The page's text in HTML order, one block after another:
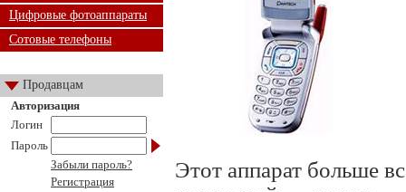
Цифровые фотоаппараты
Сотовые телефоны
Продавцам
Авторизация
Логин
Пароль
Забыли пароль?
Регистрация
Этот аппарат больше